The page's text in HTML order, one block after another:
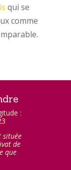
qui se
comme
:
située
de
que